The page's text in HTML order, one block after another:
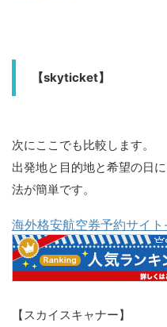
【skyticket】
次にここでも比較します。
出発地と目的地と希望の日
法が簡単です。
海外格安航空券予約サイ
【スカイスキャナー】